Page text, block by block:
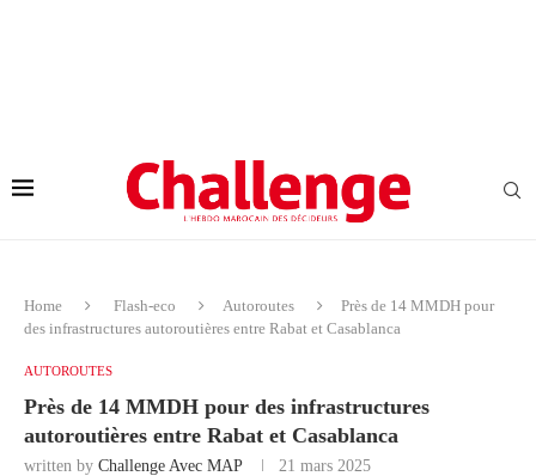
Home Flash-eco Autoroutes
Près de 14 MMDH pour
des infrastructures autoroutières entre Rabat et Casablanca
AUTOROUTES
Près de 14 MMDH pour des infrastructures
autoroutières entre Rabat et Casablanca
written by Challenge Avec MAP 21 mars 2025